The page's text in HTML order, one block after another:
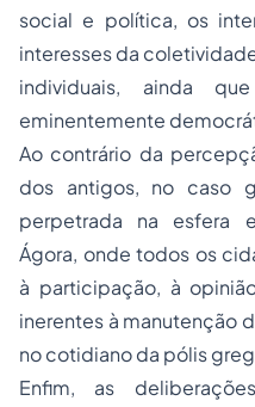
social e política, os
interesses da
individuais, ainda
eminentemente
Ao contrário da
dos antigos, no caso
perpetrada na esfera
Ágora, onde todos os
à participação, à
inerentes à manutenção
no cotidiano da pólis
Enfim, as